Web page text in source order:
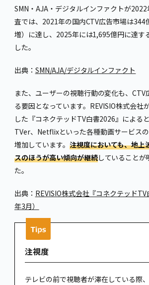
SMN・AJA・デジタルインファクトが
査では、2021年の国内CTV広告市場は344
増）に達し、2025年には1,695億円に達す
した。
出典： SMN/AJA/デジタルインファクト
また、ユーザーの視聴行動の変化も、CTV
る要因となっています。REVISIO株式会社
した『コネクテッドTV白書2026』による
TVer、Netflixといった各種動画サービス
増加しています。 注視度においても、地上
スのほうが高い傾向が継続していることが
た。
出典： REVISIO株式会社『コネクテッド
年3月）
注視度
テレビの前で視聴者が滞在している際